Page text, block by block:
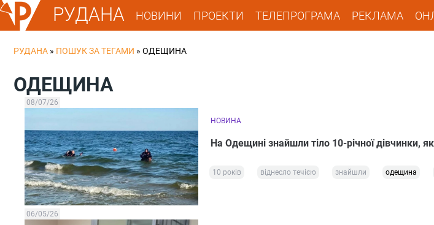
РУДАНА НОВИНИ ПРОЕКТИ ТЕЛЕПРОГРАМА РЕКЛАМА
РУДАНА » ПОШУК ЗА ТЕГАМИ » ОДЕЩИНА
ОДЕЩИНА
08/07/26
НОВИНА
На Одещині знайшли тіло 10-річної дівчинки,
10 років віднесло течією знайшли одещина
06/05/26